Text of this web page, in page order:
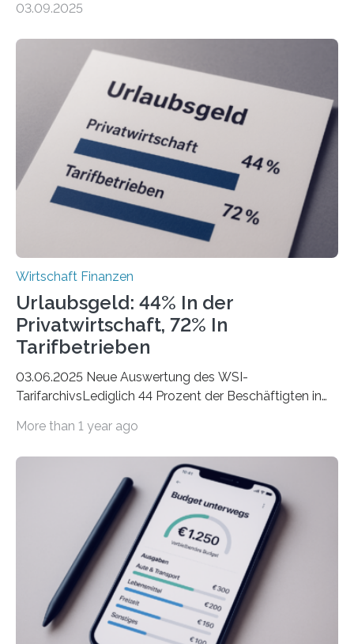
Landkreise mit den meisten Gründungen von
ist demnach Berlin. Betrachtet man nur die Gründungen
der Freiberuflerinnen, so liegt Leipzig an der Spitze. In
Berlin starteten in 2024 die meisten Personen in eine
eigene freiberufliche Existenz, dahinter folgten die
Städte Hamburg, München und Köln. Betrachtet man
hingegen die Existenzgründungsintensität – die Anzahl
der freiberuflichen Gründungen je…
03.09.2025
Wirtschaft Finanzen
Urlaubsgeld: 44% In der
Privatwirtschaft, 72% In
Tarifbetrieben
03.06.2025 Neue Auswertung des WSI-
TarifarchivsLediglich 44 Prozent der Beschäftigten in
tarifgebundenen Betrieben ist der Anteil mit 72 Prozent
Unterkünfte fast überall deutlich teurer geworden. Für
viele Beschäftigte ist deshalb das zumeist im Juni oder
Juli ausgezahlte Urlaubsgeld ein wichtiger Faktor, um
sich den wohlverdienten Jahresurlaub leisten zu
können. Allerdings erhält mit 44 Prozent noch nicht
einmal die Hälfte aller Beschäftigten in der
Privatwirtschaft Urlaubsgeld. Zu diesem…
More than 1 year ago